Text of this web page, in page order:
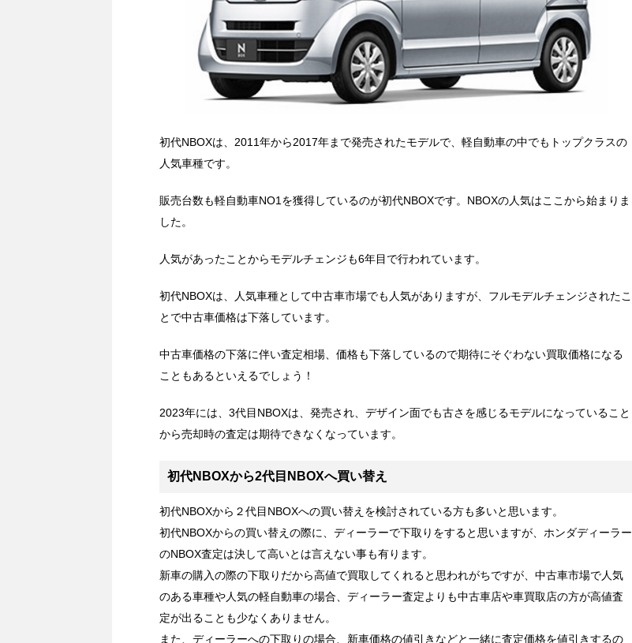
初代NBOXは、2011年から2017年まで発売されたモデルで、軽自動車の中でもトップクラスの
人気車種です。
販売台数も軽自動車NO1を獲得しているのが初代NBOXです。NBOXの人気はここから始まりま
した。
人気があったことからモデルチェンジも6年目で行われています。
初代NBOXは、人気車種として中古車市場でも人気がありますが、フルモデルチェンジされたこ
とで中古車価格は下落しています。
中古車価格の下落に伴い査定相場、価格も下落しているので期待にそぐわない買取価格になる
こともあるといえるでしょう！
2023年には、3代目NBOXは、発売され、デザイン面でも古さを感じるモデルになっていること
から売却時の査定は期待できなくなっています。
初代NBOXから2代目NBOXへ買い替え
初代NBOXから２代目NBOXへの買い替えを検討されている方も多いと思います。
初代NBOXからの買い替えの際に、ディーラーで下取りをすると思いますが、ホンダディーラー
のNBOX査定は決して高いとは言えない事も有ります。
新車の購入の際の下取りだから高値で買取してくれると思われがちですが、中古車市場で人気
のある車種や人気の軽自動車の場合、ディーラー査定よりも中古車店や車買取店の方が高値査
定が出ることも少なくありません。
また、ディーラーへの下取りの場合、新車価格の値引きなどと一緒に査定価格を値引きするの